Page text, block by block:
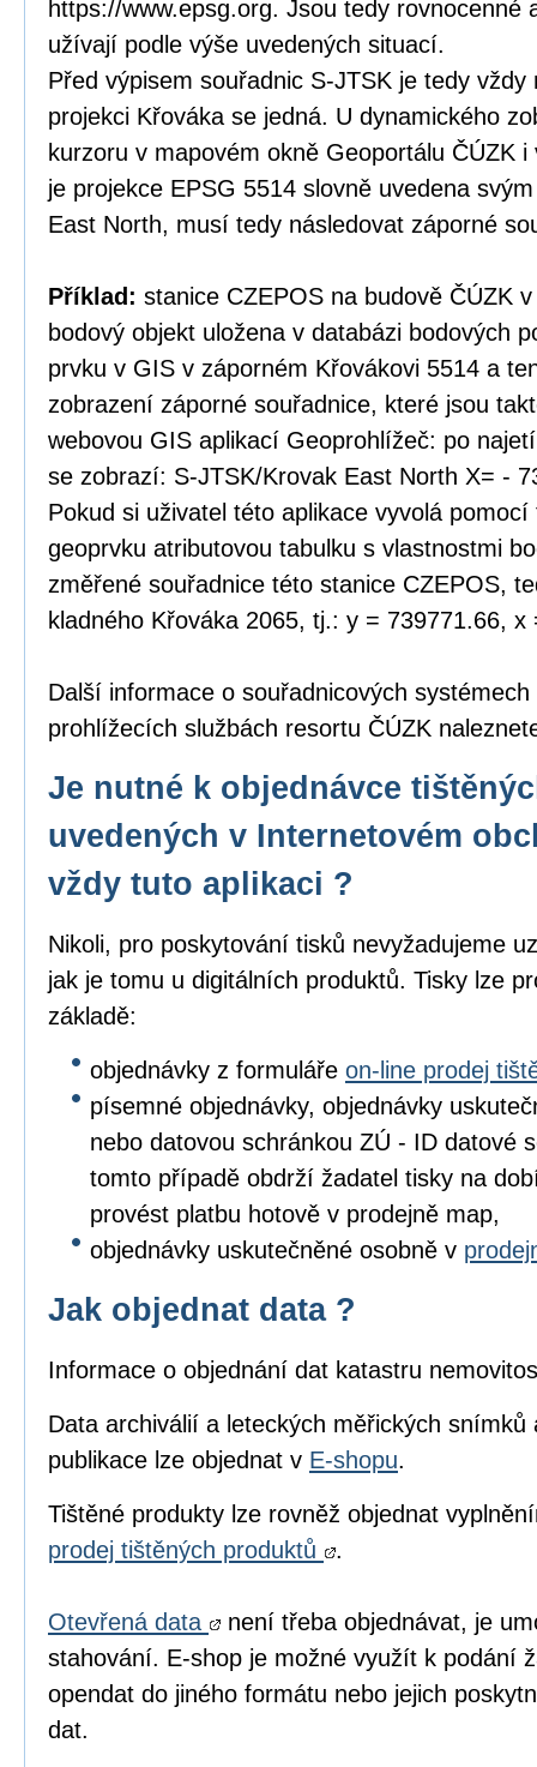
https://www.epsg.org. Jsou tedy rovnocenné
užívají podle výše uvedených situací.
Před výpisem souřadnic S-JTSK je tedy
projekci Křováka se jedná. U dynamického
kurzoru v mapovém okně Geoportálu ČÚZK
je projekce EPSG 5514 slovně uvedena
East North, musí tedy následovat záporné
Příklad: stanice CZEPOS na budově ČÚZK
bodový objekt uložena v databázi bodových
prvku v GIS v záporném Křovákovi 5514 a
zobrazení záporné souřadnice, které jsou
webovou GIS aplikací Geoprohlížeč: po
se zobrazí: S-JTSK/Krovak East North X= -
Pokud si uživatel této aplikace vyvolá
geoprvku atributovou tabulku s vlastnostmi
změřené souřadnice této stanice CZEPOS,
kladného Křováka 2065, tj.: y = 739771.66, x
Další informace o souřadnicových
prohlížecích službách resortu ČÚZK
Je nutné k objednávce
uvedených v Internetovém
vždy tuto aplikaci ?
Nikoli, pro poskytování tisků nevyžadujeme
jak je tomu u digitálních produktů. Tisky lze
základě:
objednávky z formuláře on-line prodej
písemné objednávky, objednávky
nebo datovou schránkou ZÚ - ID datové
tomto případě obdrží žadatel tisky na
provést platbu hotově v prodejně map,
objednávky uskutečněné osobně v
Jak objednat data ?
Informace o objednání dat katastru
Data archiválií a leteckých měřických
publikace lze objednat v E-shopu.
Tištěné produkty lze rovněž objednat
prodej tištěných produktů
.
Otevřená data
není třeba objednávat, je
stahování. E-shop je možné využít k podání
opendat do jiného formátu nebo jejich
dat.